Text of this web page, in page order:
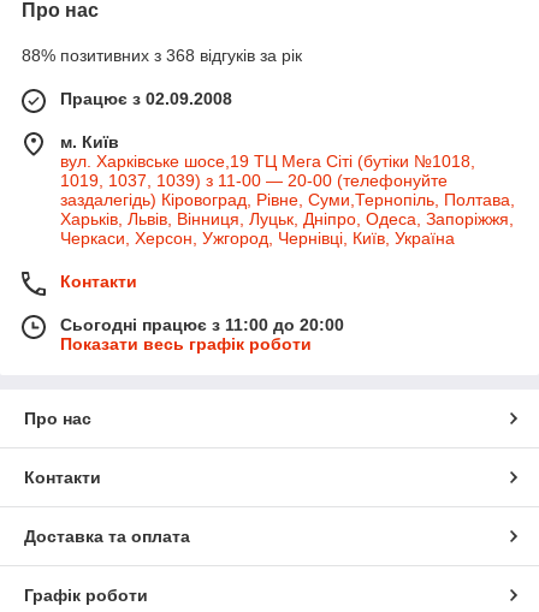
Про нас
88% позитивних з 368 відгуків за рік
Працює з 02.09.2008
м. Київ
вул. Харківське шосе,19 ТЦ Мега Сіті (бутіки №1018,
1019, 1037, 1039) з 11-00 — 20-00 (телефонуйте
заздалегідь) Кіровоград, Рівне, Суми,Тернопіль, Полтава,
Харьків, Львів, Вінниця, Луцьк, Дніпро, Одеса, Запоріжжя,
Черкаси, Херсон, Ужгород, Чернівці, Київ, Україна
Контакти
Сьогодні працює з 11:00 до 20:00
Показати весь графік роботи
Про нас
Контакти
Доставка та оплата
Графік роботи